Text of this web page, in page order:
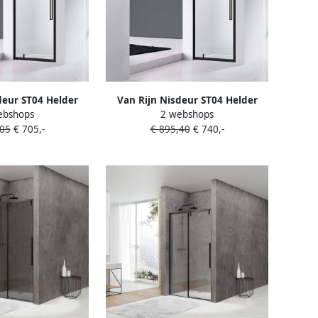
ST04 Helder
Glasbehandeling
mm 80x200 cm
€ 705,-
Van Rijn Nisdeur ST04 Helder
Glas 6 mm incl. Glasbehandeling
Omkeerbaar 6 mm 90x200 cm
2 webshops
€ 895,40€ 740,-